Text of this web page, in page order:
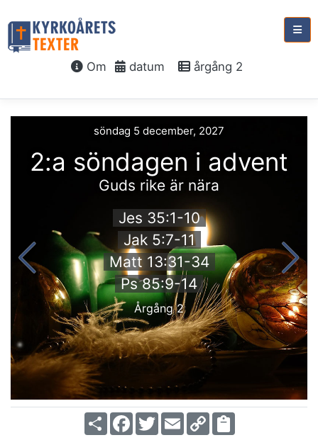
Om datum årgång 2
söndag 5 december, 2027
2:a söndagen i advent
Guds rike är nära
Jes 35:1-10
Jak 5:7-11
Matt 13:31-34
Ps 85:9-14
Årgång 2
ShareFacebook
TwitterEmailCopy
Link